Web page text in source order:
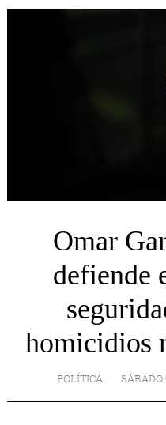
Omar
defiende
homicidios
POLÍTICA